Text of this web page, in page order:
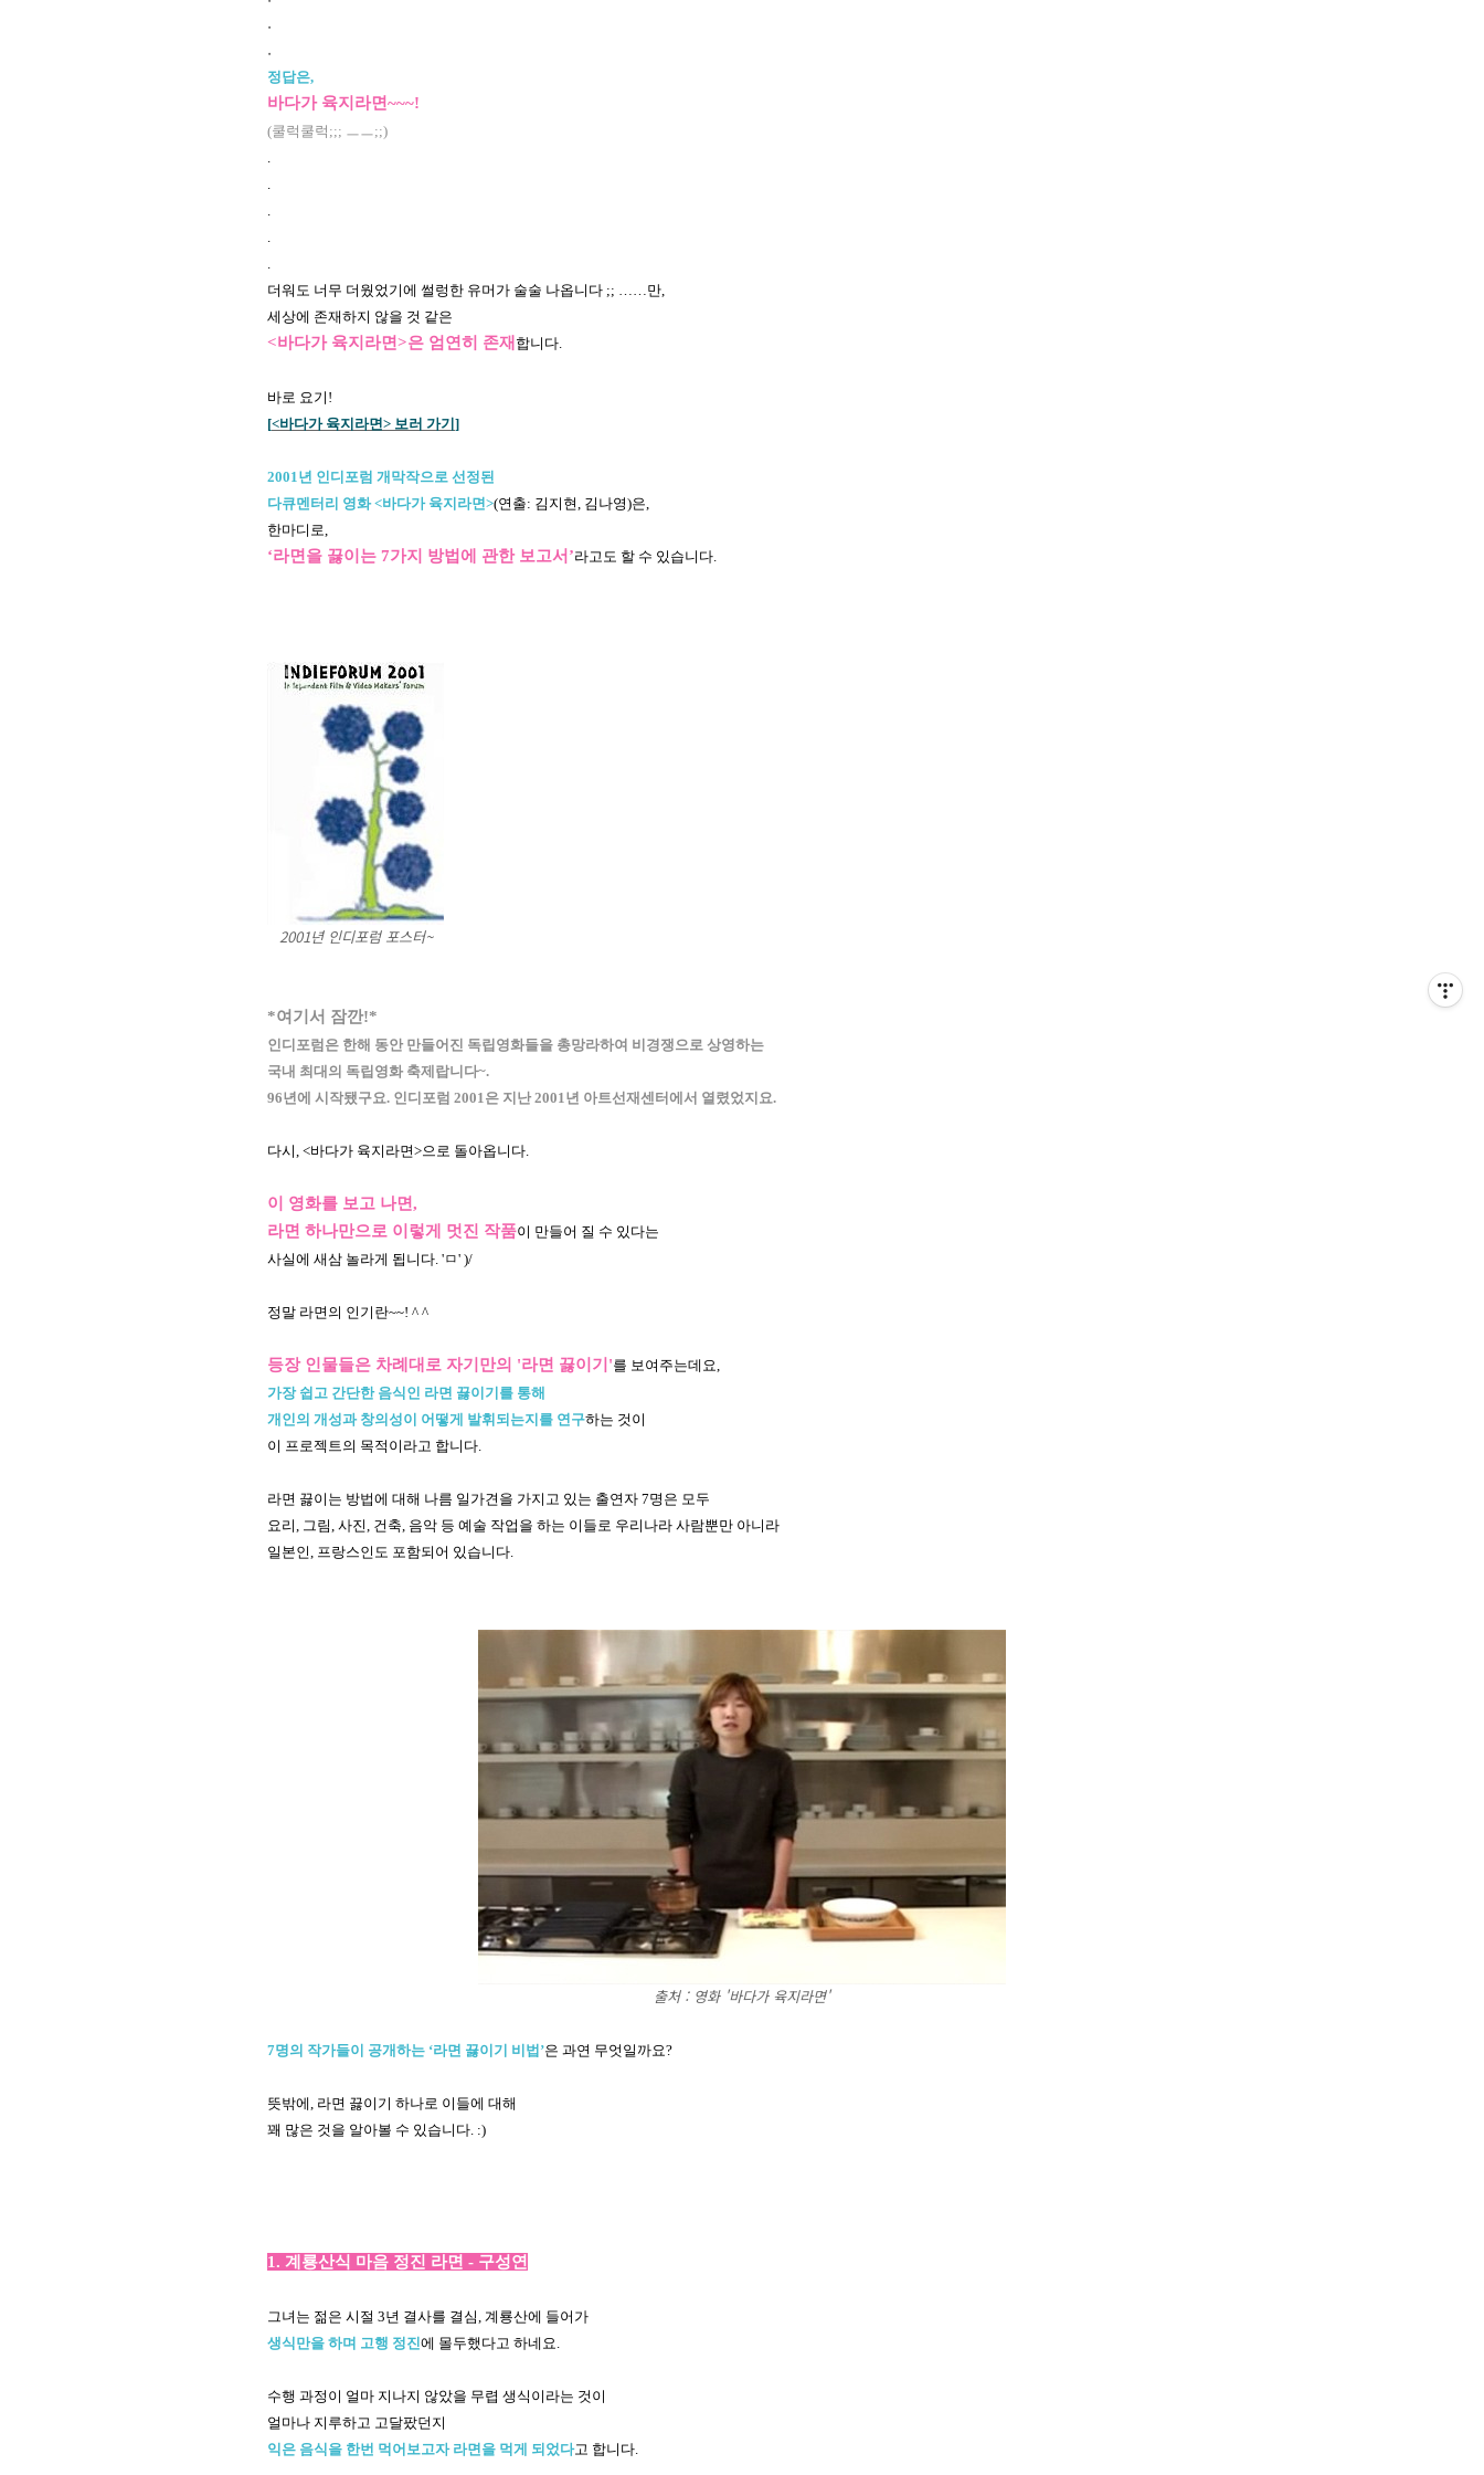
.
.
정답은,
바다가 육지라면~~~!
(쿨럭쿨럭;;; ㅡㅡ;;)
.
.
.
.
.
더워도 너무 더웠었기에 썰렁한 유머가 술술 나옵니다 ;; ……만,
세상에 존재하지 않을 것 같은
<바다가 육지라면>은 엄연히 존재 합니다.
바로 요기!
[<바다가 육지라면> 보러 가기 ]
2001년 인디포럼 개막작으로 선정된
다큐멘터리 영화 <바다가 육지라면>(연출: 김지현, 김나영)은,
한마디로,
‘라면을 끓이는 7가지 방법에 관한 보고서’라고도 할 수 있습니다.
2001년 인디포럼 포스터~
*여기서 잠깐!*
인디포럼은 한해 동안 만들어진 독립영화들을 총망라하여 비경쟁으로 상영하는
국내 최대의 독립영화 축제 랍니다~.
96년에 시작됐구요. 인디포럼 2001은 지난 2001년 아트선재센터에서 열렸었지요.
다시, <바다가 육지라면>으로 돌아옵니다.
이 영화를 보고 나면,
라면 하나만으로 이렇게 멋진 작품이 만들어 질 수 있다는
사실에 새삼 놀라게 됩니다. 'ㅁ' )/
정말 라면의 인기란~~! ^ ^
등장 인물들은 차례대로 자기만의 '라면 끓이기'를 보여주는데요,
가장 쉽고 간단한 음식인 라면 끓이기를 통해
개인의 개성과 창의성이 어떻게 발휘되는지를 연구하는 것이
이 프로젝트의 목적이라고 합니다.
라면 끓이는 방법에 대해 나름 일가견을 가지고 있는 출연자 7명은 모두
요리, 그림, 사진, 건축, 음악 등 예술 작업을 하는 이들로 우리나라 사람뿐만 아니라
일본인, 프랑스인도 포함되어 있습니다.
출처 : 영화 '바다가 육지라면'
7명의 작가들이 공개하는 ‘라면 끓이기 비법’은 과연 무엇일까요?
뜻밖에, 라면 끓이기 하나로 이들에 대해
꽤 많은 것을 알아볼 수 있습니다. :)
1. 계룡산식 마음 정진 라면 - 구성연
그녀는 젊은 시절 3년 결사를 결심, 계룡산에 들어가
생식만을 하며 고행 정진에 몰두했다고 하네요.
수행 과정이 얼마 지나지 않았을 무렵 생식이라는 것이
얼마나 지루하고 고달팠던지
익은 음식을 한번 먹어보고자 라면을 먹게 되었다고 합니다.